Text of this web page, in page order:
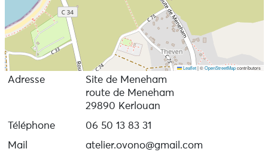
Leaflet |©OpenStreetMapcontributors
Adresse
Site de Meneham
route de Meneham
29890 Kerlouan
Téléphone
06 50 13 83 31
Mail
atelier.ovono@gmail.com